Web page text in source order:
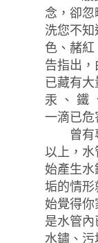
念，卻
洗您不
色、赭
告指出
已藏有大
汞 、 鐵
一滴已危
曾有專
以上，水
始產生水
垢的情
始覺得你
是水管
水鏽、